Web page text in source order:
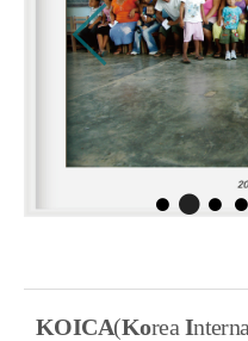
KOICA(Korea I